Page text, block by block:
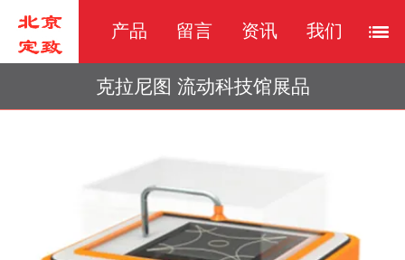
产品 留言 资讯 我们
克拉尼图 流动科技馆展品